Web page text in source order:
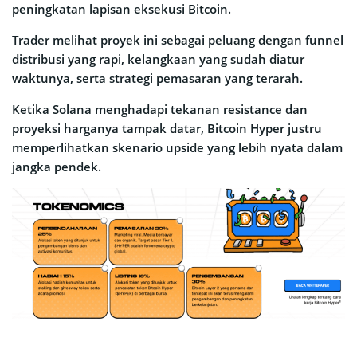
peningkatan lapisan eksekusi Bitcoin.
Trader melihat proyek ini sebagai peluang dengan funnel
distribusi yang rapi, kelangkaan yang sudah diatur
waktunya, serta strategi pemasaran yang terarah.
Ketika Solana menghadapi tekanan resistance dan
proyeksi harganya tampak datar, Bitcoin Hyper justru
memperlihatkan skenario upside yang lebih nyata dalam
jangka pendek.